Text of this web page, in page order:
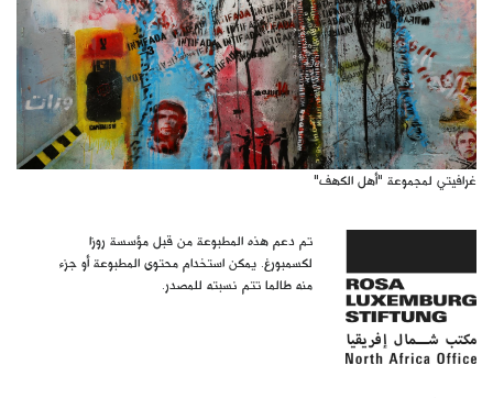
غرافيتي لمجموعة "أهل الكهف"
تم دعم هذه المطبوعة من قبل مؤسسة روزا
لكسمبورغ. يمكن استخدام محتوى المطبوعة أو جزء
منه طالما تتم نسبته للمصدر.